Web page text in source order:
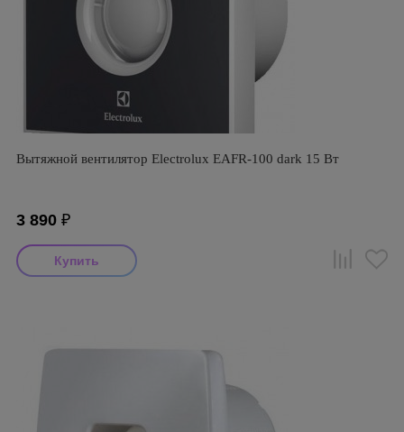
Вытяжной вентилятор Electrolux EAFR-100 dark 15 Вт
3 890 ₽